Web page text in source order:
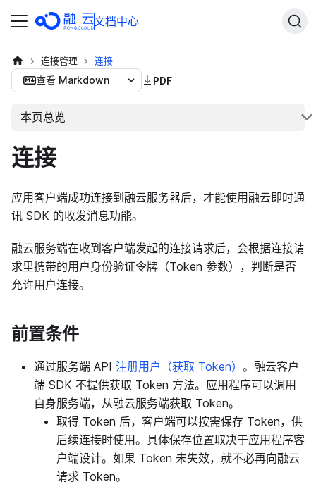
文档中心
连接管理 连接
查看 Markdown PDF
本页总览
连接
应用客户端成功连接到融云服务器后，才能使用融云即时通
讯 SDK 的收发消息功能。
融云服务端在收到客户端发起的连接请求后，会根据连接请
求里携带的用户身份验证令牌（Token 参数），判断是否
允许用户连接。
前置条件
通过服务端 API 注册用户（获取 Token） 。融云客户
端 SDK 不提供获取 Token 方法。应用程序可以调用
自身服务端，从融云服务端获取 Token。
取得 Token 后，客户端可以按需保存 Token，供
后续连接时使用。具体保存位置取决于应用程序客
户端设计。如果 Token 未失效，就不必再向融云
请求 Token。